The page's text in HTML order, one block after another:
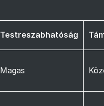
Testreszabhatóság
Magas